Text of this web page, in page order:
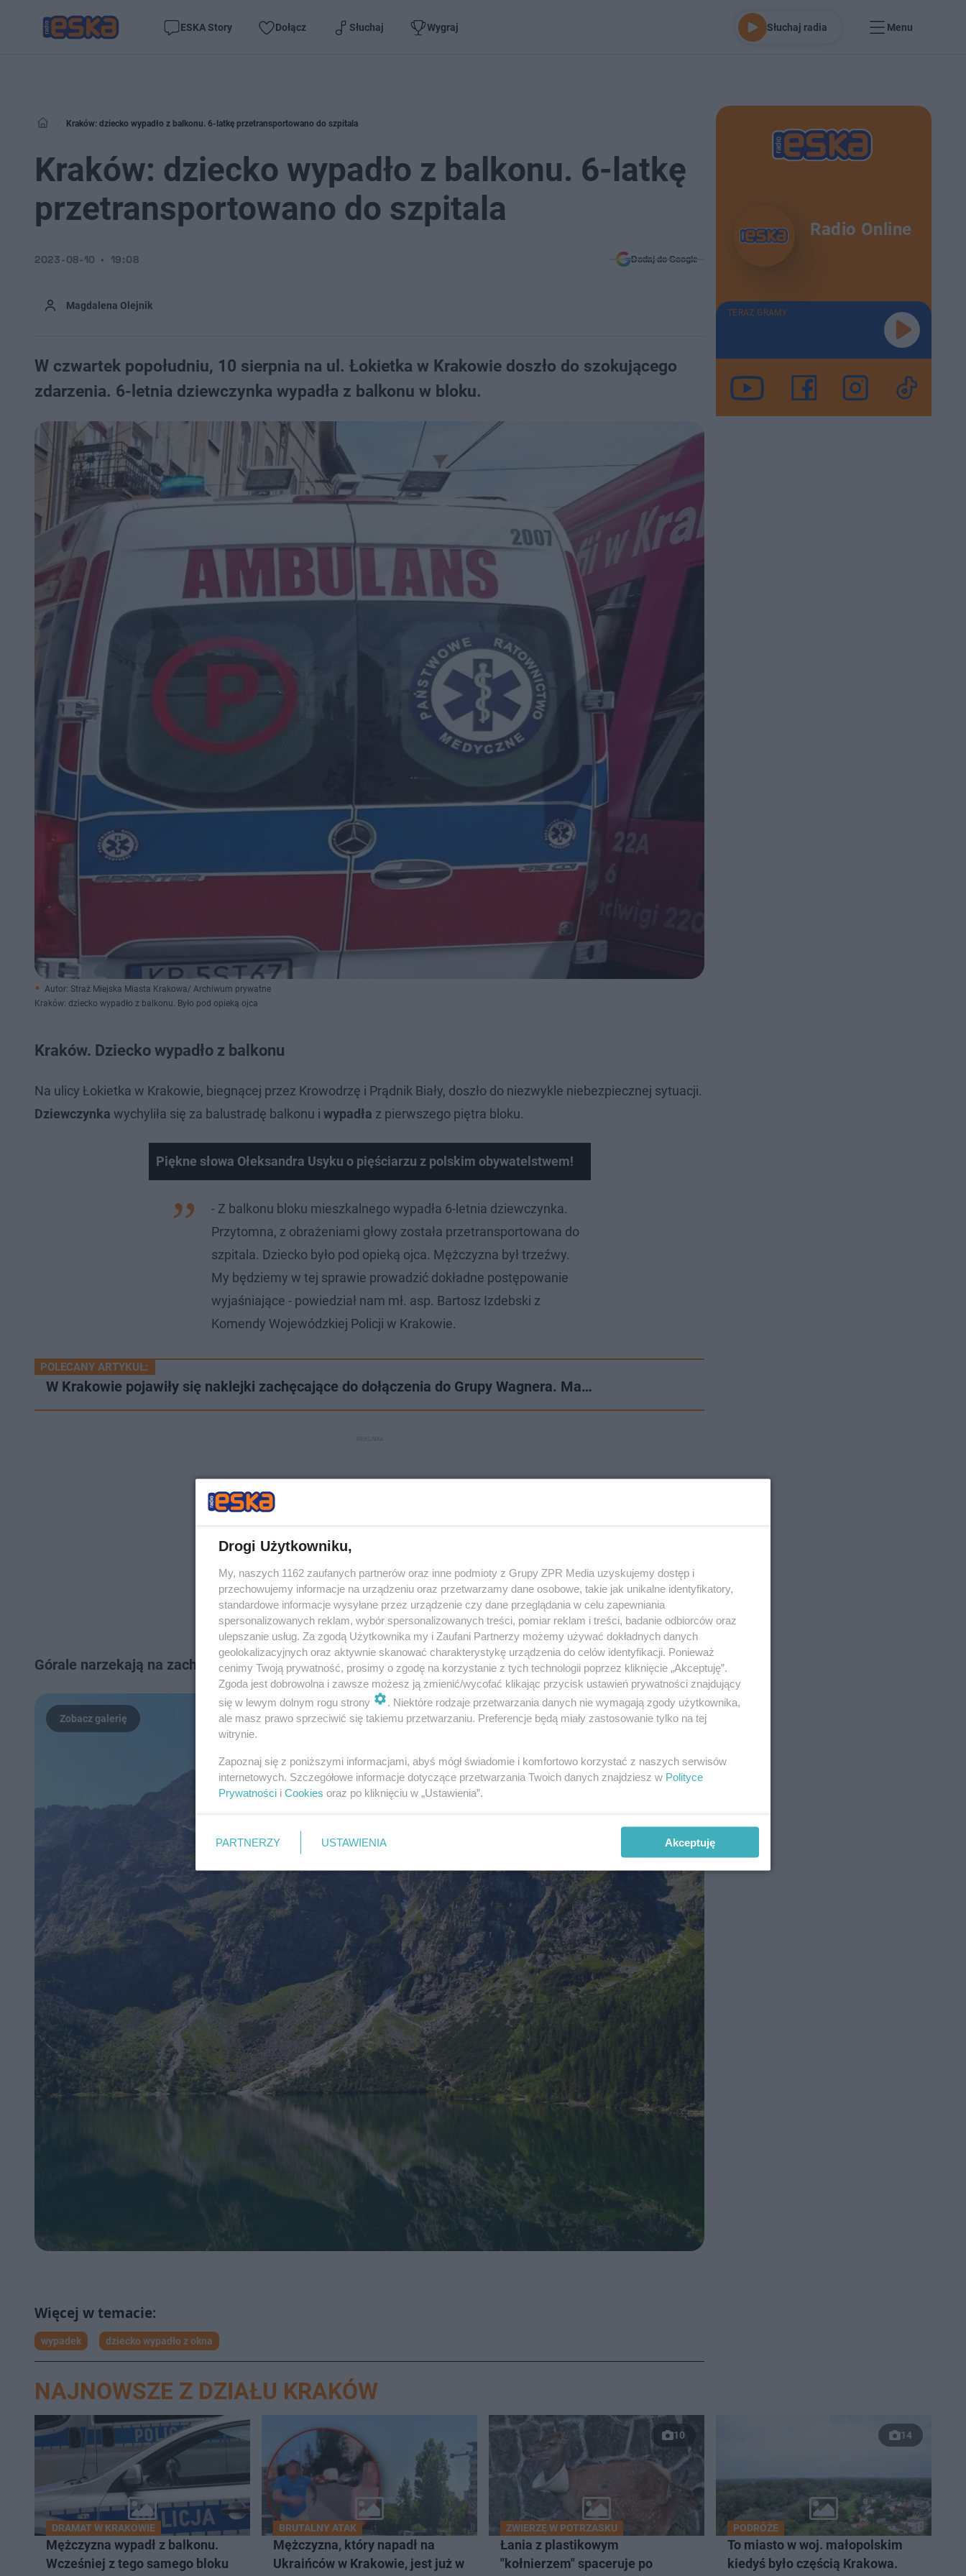
ESKA Story Dołącz Słuchaj Wygraj Słuchaj radia Menu
Kraków: dziecko wypadło z balkonu. 6-latkę przetransportowano do szpitala
Kraków: dziecko wypadło z balkonu. 6-latkę
przetransportowano do szpitala
Magdalena Olejnik
2023-08-10 19:08 Dodaj do Google
W czwartek popołudniu, 10 sierpnia na ul. Łokietka w Krakowie doszło do szokującego
zdarzenia. 6-letnia dziewczynka wypadła z balkonu w bloku.
Autor: Straż Miejska Miasta Krakowa/ Archiwum prywatne
Kraków: dziecko wypadło z balkonu. Było pod opieką ojca
Kraków. Dziecko wypadło z balkonu
Na ulicy Łokietka w Krakowie, biegnącej przez Krowodrzę i Prądnik Biały, doszło do niezwykle niebezpiecznej sytuacji.
Dziewczynka wychyliła się za balustradę balkonu i wypadła z pierwszego piętra bloku.
Piękne słowa Ołeksandra Usyku o pięściarzu z polskim obywatelstwem!
- Z balkonu bloku mieszkalnego wypadła 6-letnia dziewczynka.
Przytomna, z obrażeniami głowy została przetransportowana do
szpitala. Dziecko było pod opieką ojca. Mężczyzna był trzeźwy.
My będziemy w tej sprawie prowadzić dokładne postępowanie
wyjaśniające - powiedział nam mł. asp. Bartosz Izdebski z
Komendy Wojewódzkiej Policji w Krakowie.
POLECANY ARTYKUŁ:
W Krakowie pojawiły się naklejki zachęcające do dołączenia do Grupy Wagnera. Ma…
Górale narzekają na zachowanie turystów w Tatrach. Lista zarzutów jest długa [ZDJĘCIA]
6
wypadek dziecko wypadło z okna
Radio Online
TERAZ GRAMY
NAJNOWSZE Z DZIAŁU KRAKÓW
DRAMAT W KRAKOWIE
Mężczyzna wypadł z balkonu.
Wcześniej z tego samego bloku
BRUTALNY ATAK
Mężczyzna, który napadł na
Ukraińców w Krakowie, jest już w
10
ZWIERZĘ W POTRZASKU
Łania z plastikowym
"kołnierzem" spaceruje po
14
PODRÓŻE
To miasto w woj. małopolskim
kiedyś było częścią Krakowa.
Drogi Użytkowniku,
My, naszych 1162 zaufanych partnerów oraz inne podmioty z Grupy ZPR Media uzyskujemy dostęp i
przechowujemy informacje na urządzeniu oraz przetwarzamy dane osobowe, takie jak unikalne identyfikatory,
standardowe informacje wysyłane przez urządzenie czy dane przeglądania w celu zapewniania
spersonalizowanych reklam, wybór spersonalizowanych treści, pomiar reklam i treści, badanie odbiorców oraz
ulepszanie usług. Za zgodą Użytkownika my i Zaufani Partnerzy możemy używać dokładnych danych
geolokalizacyjnych oraz aktywnie skanować charakterystykę urządzenia do celów identyfikacji. Ponieważ
cenimy Twoją prywatność, prosimy o zgodę na korzystanie z tych technologii poprzez kliknięcie „Akceptuję”.
Zgoda jest dobrowolna i zawsze możesz ją zmienić/wycofać klikając przycisk ustawień prywatności znajdujący
się w lewym dolnym rogu strony
. Niektóre rodzaje przetwarzania danych nie wymagają zgody użytkownika,
ale masz prawo sprzeciwić się takiemu przetwarzaniu. Preferencje będą miały zastosowanie tylko na tej
witrynie.
Zapoznaj się z poniższymi informacjami, abyś mógł świadomie i komfortowo korzystać z naszych serwisów
internetowych. Szczegółowe informacje dotyczące przetwarzania Twoich danych znajdziesz w Polityce
Prywatności i Cookies oraz po kliknięciu w „Ustawienia”.
PARTNERZY USTAWIENIA Akceptuję